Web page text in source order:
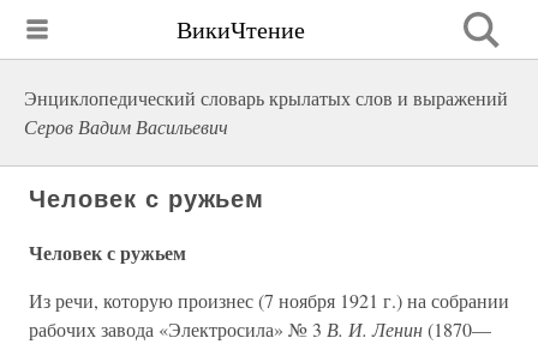
ВикиЧтение
Энциклопедический словарь крылатых слов и выражений
Серов Вадим Васильевич
Человек с ружьем
Человек с ружьем
Из речи, которую произнес (7 ноября 1921 г.) на собрании
рабочих завода «Электросила» № 3 В. И. Ленин(1870—